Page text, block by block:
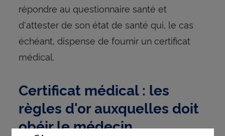
répondre au questionnaire santé et
d'attester de son état de santé qui, le cas
échéant, dispense de fournir un certificat
médical.
Certificat médical : les
règles d'or auxquelles doit
obéir le médecin